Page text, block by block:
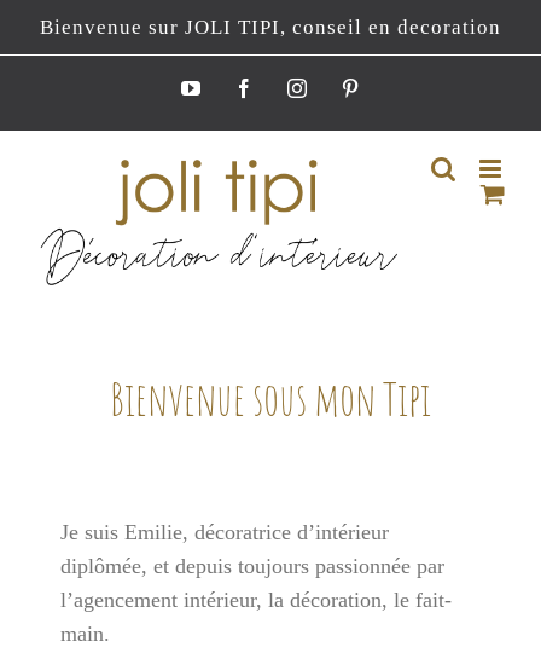
Passer
au
Bienvenue sur JOLI TIPI, conseil en decoration
YouTubeFacebookInstagramPinterest
Bienvenue sous mon Tipi
Je suis Emilie, décoratrice d’intérieur
diplômée, et depuis toujours passionnée par
l’agencement intérieur, la décoration, le fait-
main.